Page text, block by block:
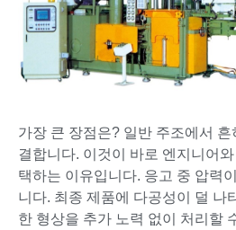
가장 큰 장점은? 일반 주조에서 흔
결합니다. 이것이 바로 엔지니어
택하는 이유입니다. 응고 중 압력
니다. 최종 제품에 다공성이 덜 나
한 형상을 추가 노력 없이 처리할